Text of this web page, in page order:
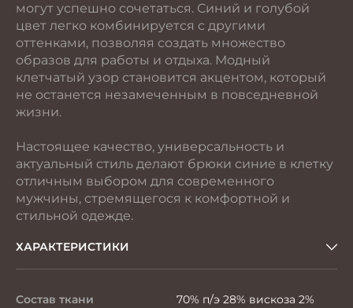
могут успешно сочетаться. Синий и голубой
цвет легко комбинируется с другими
оттенками, позволяя создать множество
образов для работы и отдыха. Модный
клетчатый узор становится акцентом, который
не останется незамеченным в повседневной
жизни.
Настоящее качество, универсальность и
актуальный стиль делают брюки синие в клетку
отличным выбором для современного
мужчины, стремящегося к комфортной и
стильной одежде.
ХАРАКТЕРИСТИКИ
Состав ткани
70% п/э 28% вискоза 2%